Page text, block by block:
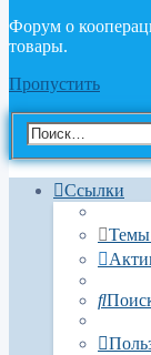
Форум о
товары.
Пропустить
Ссылки
Темы